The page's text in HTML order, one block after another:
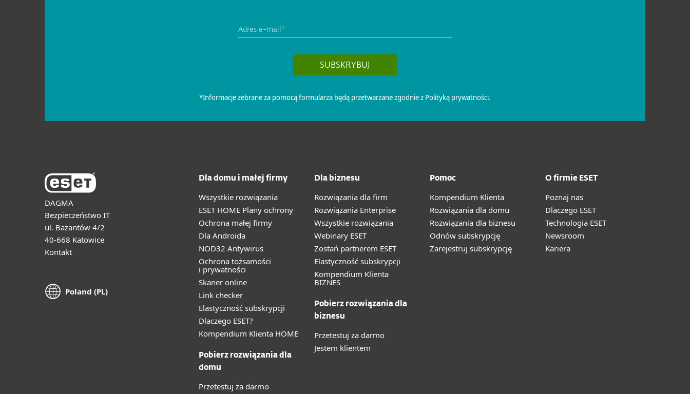
DAGMA
Bezpieczeństwo IT
ul. Bażantów 4/2
40-668 Katowice
Kontakt
Poland (PL)
Dla domu i małej firmy
Wszystkie rozwiązania
ESET HOME Plany ochrony
Ochrona małej firmy
Dla Androida
NOD32 Antywirus
Ochrona tożsamości
i prywatności
Skaner online
Link checker
Elastyczność subskrypcji
Dlaczego ESET?
Kompendium Klienta HOME
Pobierz rozwiązania dla
domu
Przetestuj za darmo
Dla biznesu
Rozwiązania dla firm
Rozwiązania Enterprise
Wszystkie rozwiązania
Webinary ESET
Zostań partnerem ESET
Elastyczność subskrypcji
Kompendium Klienta
BIZNES
Pobierz rozwiązania dla
biznesu
Przetestuj za darmo
Jestem klientem
Pomoc
Kompendium Klienta
Rozwiązania dla domu
Rozwiązania dla biznesu
Odnów subskrypcję
Zarejestruj subskrypcję
O firmie ESET
Poznaj nas
Dlaczego ESET
Technologia ESET
Newsroom
Kariera